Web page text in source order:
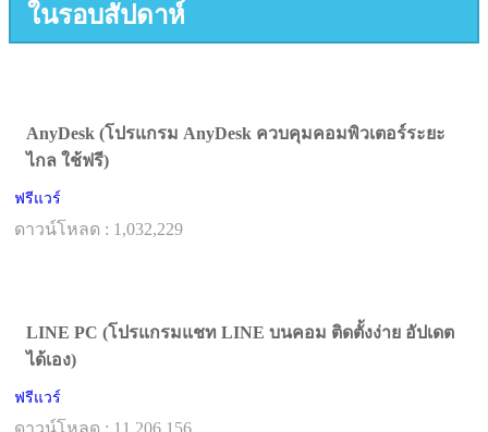
ในรอบสัปดาห์
AnyDesk (โปรแกรม AnyDesk ควบคุมคอมพิวเตอร์ระยะ
ไกล ใช้ฟรี)
ฟรีแวร์
ดาวน์โหลด : 1,032,229
LINE PC (โปรแกรมแชท LINE บนคอม ติดตั้งง่าย อัปเดต
ได้เอง)
ฟรีแวร์
ดาวน์โหลด : 11,206,156